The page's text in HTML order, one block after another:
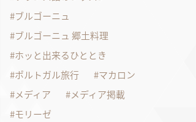
ブルゴーニュ
ブルゴーニュ 郷土料理
ホッと出来るひととき
ポルトガル旅行
マカロン
メディア
メディア掲載
モリーゼ